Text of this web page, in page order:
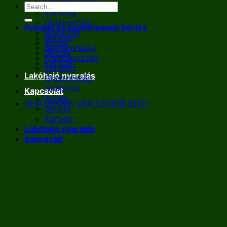
Franciaország
Írország
Olaszország
Hollandia
Anglia
Skócia
Kanada
Lakóhajó nyaralás
Kapcsolat
SEGÍTSÉGRE VAN SZÜKSÉGED?
Folyami és csatornahajó bérlés
Belgium
Németország
Franciaország
Írország
Olaszország
Hollandia
Anglia
Skócia
Kanada
Lakóhajó nyaralás
Kapcsolat